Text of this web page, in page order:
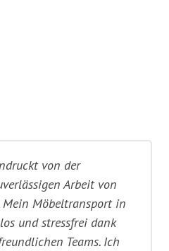
von der
Arbeit von
Mein Möbeltransport in
und stressfrei dank
Teams. Ich